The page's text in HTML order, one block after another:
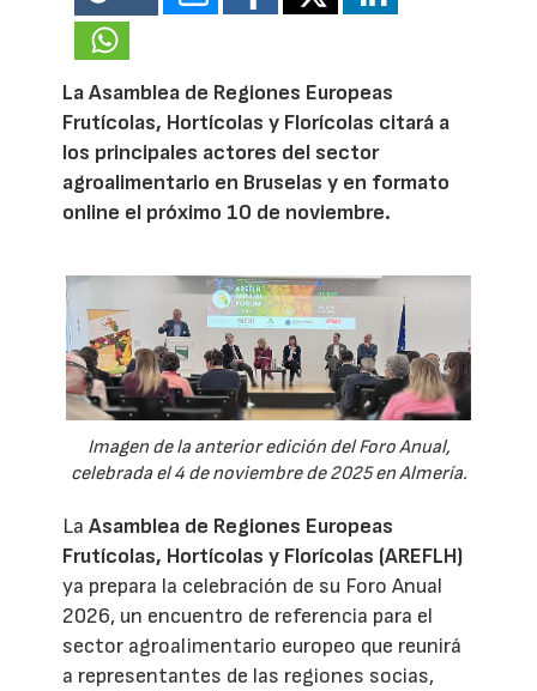
La Asamblea de Regiones Europeas
Frutícolas, Hortícolas y Florícolas citará a
los principales actores del sector
agroalimentario en Bruselas y en formato
online el próximo 10 de noviembre.
Imagen de la anterior edición del Foro Anual,
celebrada el 4 de noviembre de 2025 en Almería.
LaAsamblea de Regiones Europeas
Frutícolas, Hortícolas y Florícolas (AREFLH)
ya prepara la celebración de su Foro Anual
2026, un encuentro de referencia para el
sector agroalimentario europeo que reunirá
a representantes de las regiones socias,